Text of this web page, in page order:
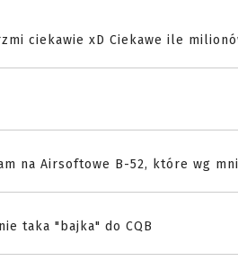
ciekawie xD Ciekawe ile
na Airsoftowe B-52, które wg
taka "bajka" do CQB